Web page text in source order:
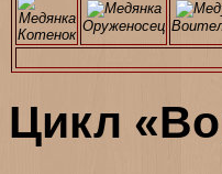
Котенок
Оруженосец
Цикл